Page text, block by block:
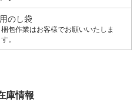
のし袋
梱包作業はお客様でお願いいたしま
す。
庫情報